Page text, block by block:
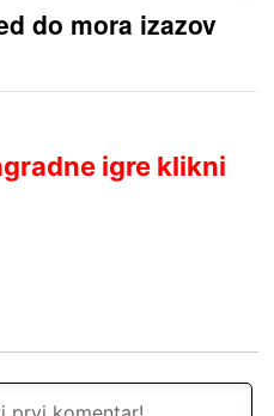
do mora izazov
igre klikni